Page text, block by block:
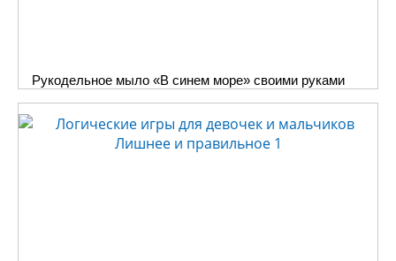
Рукодельное мыло «В синем море» своими руками